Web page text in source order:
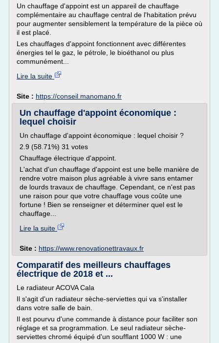
Un chauffage d'appoint est un appareil de chauffage
complémentaire au chauffage central de l'habitation prévu
pour augmenter sensiblement la température de la pièce où
il est placé.
Les chauffages d'appoint fonctionnent avec différentes
énergies tel le gaz, le pétrole, le bioéthanol ou plus
communément...
Lire la suite
Site : https://conseil.manomano.fr
Un chauffage d'appoint économique :
lequel choisir
Un chauffage d'appoint économique : lequel choisir ?
2.9 (58.71%) 31 votes
Chauffage électrique d'appoint.
L'achat d'un chauffage d'appoint est une belle manière de
rendre votre maison plus agréable à vivre sans entamer
de lourds travaux de chauffage. Cependant, ce n'est pas
une raison pour que votre chauffage vous coûte une
fortune ! Bien se renseigner et déterminer quel est le
chauffage...
Lire la suite
Site : https://www.renovationettravaux.fr
Comparatif des meilleurs chauffages
électrique de 2018 et ...
Le radiateur ACOVA Cala
Il s'agit d'un radiateur sèche-serviettes qui va s'installer
dans votre salle de bain.
Il est pourvu d'une commande à distance pour faciliter son
réglage et sa programmation. Le seul radiateur sèche-
serviettes chromé équipé d'un soufflant 1000 W : une